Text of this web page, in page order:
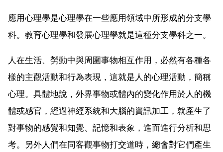
應用心理學是心理學在一些應用領域中所形成的分支學
科。教育心理學和發展心理學就是這種分支學科之一。
人在生活、勞動中與周圍事物相互作用，必然有各種各
樣的主觀活動和行為表現，這就是人的心理活動，簡稱
心理。具體地說，外界事物或體內的變化作用於人的機
體或感官，經過神經系統和大腦的資訊加工，就產生了
對事物的感覺和知覺、記憶和表象，進而進行分析和思
考。另外人們在同客觀事物打交道時，總會對它們產生